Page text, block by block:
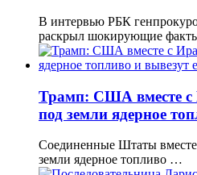
В интервью РБК
раскрыл шокирующие
Трамп: США вместе с
под земли ядерное
Соединенные Штаты
земли ядерное топливо …